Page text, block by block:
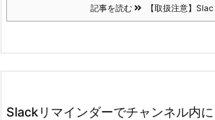
記事を読む 【取扱注意】Slac
Slackリマインダーでチャンネル内